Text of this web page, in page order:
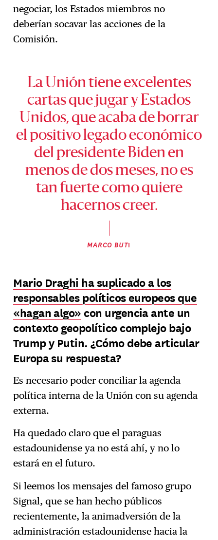
negociar, los Estados miembros no
deberían socavar las acciones de la
Comisión.
La Unión tiene excelentes
cartas que jugar y Estados
Unidos, que acaba de borrar
el positivo legado económico
del presidente Biden en
menos de dos meses, no es
tan fuerte como quiere
hacernos creer.
MARCO BUTI
Mario Draghi ha suplicado a los
responsables políticos europeos que
«hagan algo» con urgencia ante un
contexto geopolítico complejo bajo
Trump y Putin. ¿Cómo debe articular
Europa su respuesta?
Es necesario poder conciliar la agenda
política interna de la Unión con su agenda
externa.
Ha quedado claro que el paraguas
estadounidense ya no está ahí, y no lo
estará en el futuro.
Si leemos los mensajes del famoso grupo
Signal, que se han hecho públicos
recientemente, la animadversión de la
administración estadounidense hacia la